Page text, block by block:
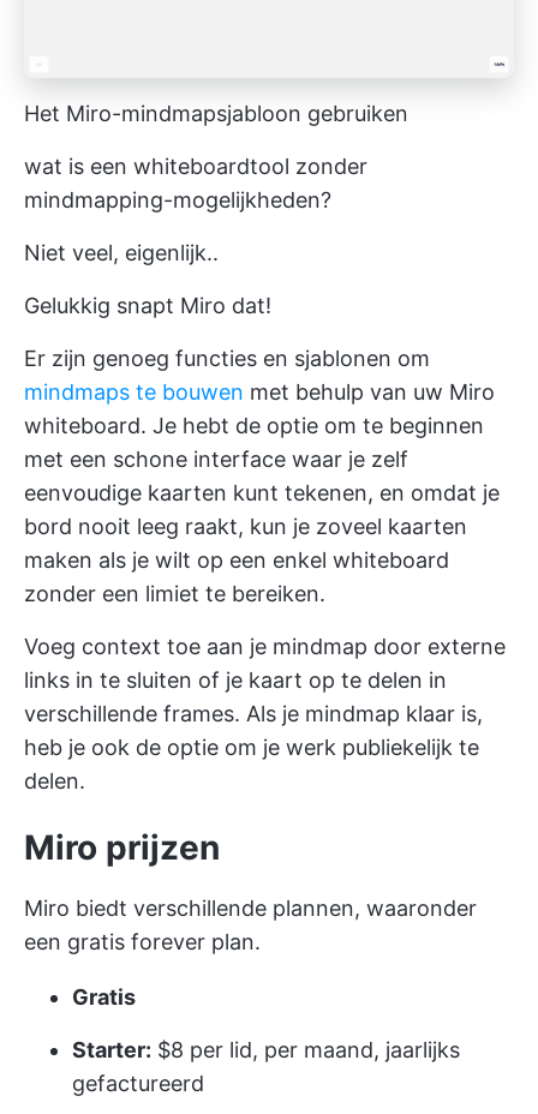
Het Miro-mindmapsjabloon gebruiken
wat is een whiteboardtool zonder
mindmapping-mogelijkheden?
Niet veel, eigenlijk..
Gelukkig snapt Miro dat!
Er zijn genoeg functies en sjablonen om
mindmaps te bouwen met behulp van uw Miro
whiteboard. Je hebt de optie om te beginnen
met een schone interface waar je zelf
eenvoudige kaarten kunt tekenen, en omdat je
bord nooit leeg raakt, kun je zoveel kaarten
maken als je wilt op een enkel whiteboard
zonder een limiet te bereiken.
Voeg context toe aan je mindmap door externe
links in te sluiten of je kaart op te delen in
verschillende frames. Als je mindmap klaar is,
heb je ook de optie om je werk publiekelijk te
delen.
Miro prijzen
Miro biedt verschillende plannen, waaronder
een gratis forever plan.
Gratis
Starter: $8 per lid, per maand, jaarlijks
gefactureerd